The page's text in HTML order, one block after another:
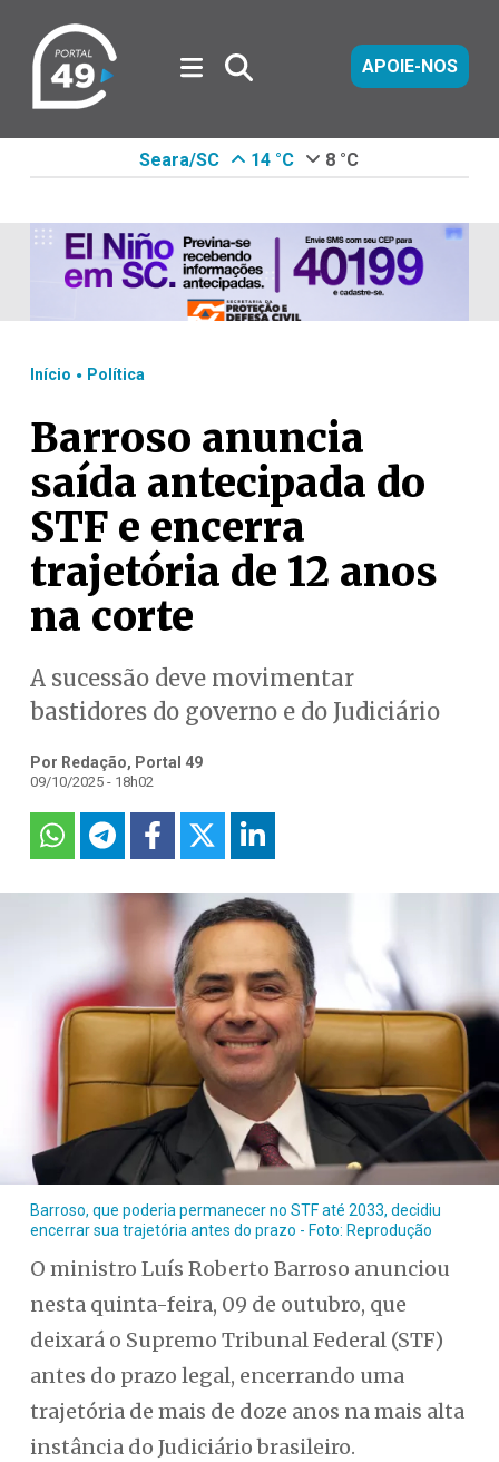
APOIE-NOS
Seara/SC 14 °C 8 °C
Início . Política
Barroso anuncia
saída antecipada do
STF e encerra
trajetória de 12 anos
na corte
A sucessão deve movimentar
bastidores do governo e do Judiciário
Por Redação, Portal 49
09/10/2025 - 18h02
Barroso, que poderia permanecer no STF até 2033, decidiu
encerrar sua trajetória antes do prazo - Foto: Reprodução
O ministro Luís Roberto Barroso anunciou
nesta quinta-feira, 09 de outubro, que
deixará o Supremo Tribunal Federal (STF)
antes do prazo legal, encerrando uma
trajetória de mais de doze anos na mais alta
instância do Judiciário brasileiro.